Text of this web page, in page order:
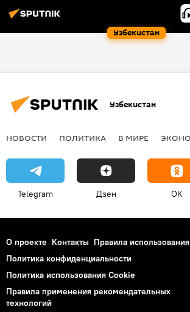
Узбекистан
Узбекистан
НОВОСТИ ПОЛИТИКА В МИРЕ
Telegram Дзен OK
О проекте Контакты Правила использования
Политика конфиденциальности
Политика использования Cookie
Правила применения рекомендательных
технологий